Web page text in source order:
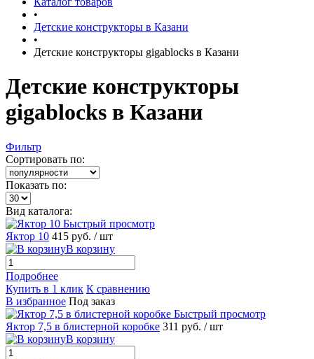
•
Детские конструкторы в Казани
•
Детские конструкторы gigablocks в Казани
Детские конструкторы
gigablocks в Казани
Фильтр
Сортировать по:
Показать по:
Вид каталога:
Быстрый просмотр
Яктор 10 415 руб. / шт
В корзину
Подробнее
Купить в 1 клик К сравнению
В избранное Под заказ
Быстрый просмотр
Яктор 7,5 в блистерной коробке 311 руб. / шт
В корзину